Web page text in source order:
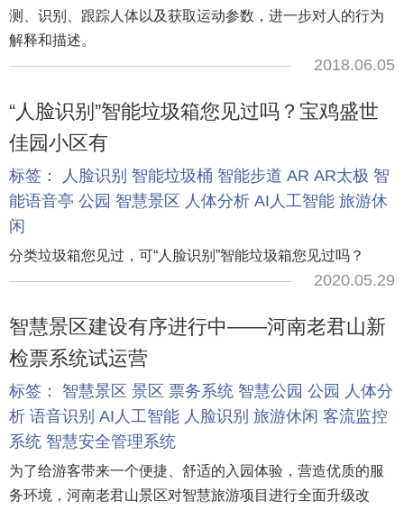
测、识别、跟踪人体以及获取运动参数，进一步对人的行为
解释和描述。
2018.06.05
“人脸识别”智能垃圾箱您见过吗？宝鸡盛世
佳园小区有
标签： 人脸识别 智能垃圾桶 智能步道 AR AR太极 智
能语音亭 公园 智慧景区 人体分析 AI人工智能 旅游休
闲
分类垃圾箱您见过，可“人脸识别”智能垃圾箱您见过吗？
2020.05.29
智慧景区建设有序进行中——河南老君山新
检票系统试运营
标签： 智慧景区 景区 票务系统 智慧公园 公园 人体分
析 语音识别 AI人工智能 人脸识别 旅游休闲 客流监控
系统 智慧安全管理系统
为了给游客带来一个便捷、舒适的入园体验，营造优质的服
务环境，河南老君山景区对智慧旅游项目进行全面升级改